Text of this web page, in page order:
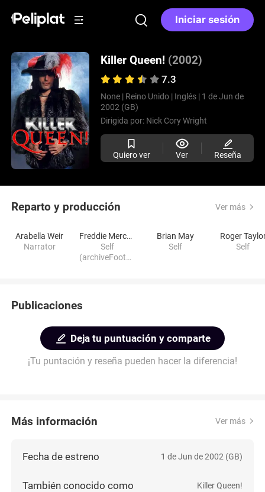
Iniciar sesión
Killer Queen! (2002)
7.3
None | Reino Unido | Inglés | 1 de Jun de
2002 (GB)
Dirigida por: Nick Cory Wright
Quiero ver Ver Reseña
Reparto y producción Ver más
Arabella Weir
Narrator
Freddie Mercury
Self
(archiveFootag
Brian May
Self
Roger
Self
Publicaciones
Deja tu puntuación y comparte
¡Tu puntación y reseña pueden hacer la diferencia!
Más información Ver más
Fecha de estreno 1 de Jun de 2002 (GB)
También conocido como Killer Queen!